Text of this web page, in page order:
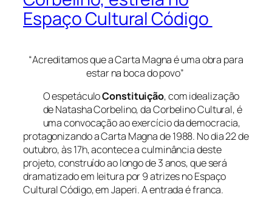
Espaço Cultural Código
“Acreditamos que a Carta Magna é uma obra para
estar na boca do povo”
O espetáculoConstituição, com idealização
de Natasha Corbelino, da Corbelino Cultural, é
uma convocação ao exercício da democracia,
protagonizando a Carta Magna de 1988. No dia 22 de
outubro, às 17h, acontece a culminância deste
projeto, construído ao longo de 3 anos, que será
dramatizado em leitura por 9 atrizes no Espaço
Cultural Código, em Japeri. A entrada é franca.